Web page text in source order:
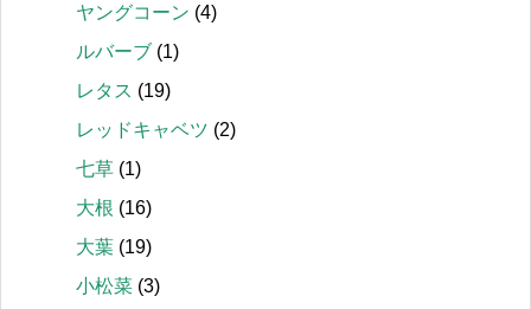
ヤングコーン (4)
ルバーブ (1)
レタス (19)
レッドキャベツ (2)
七草 (1)
大根 (16)
大葉 (19)
小松菜 (3)